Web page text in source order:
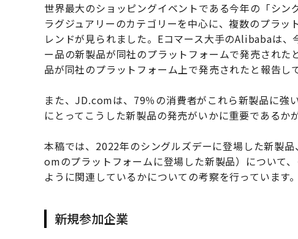
世界最大のショッピングイベントである今年の「シン
ラグジュアリーのカテゴリーを中心に、複数のプラ
レンドが見られました。Eコマース大手のAlibabaは
ー品の新製品が同社のプラットフォームで発売され
品が同社のプラットフォーム上で発売されたと報告し
また、JD.comは、79％の消費者がこれら新製品に強
にとってこうした新製品の発売がいかに重要であるか
本稿では、2022年のシングルズデーに登場した新製
omのプラットフォームに登場した新製品）について
ように関連しているかについての考察を行っています。
新規参加企業